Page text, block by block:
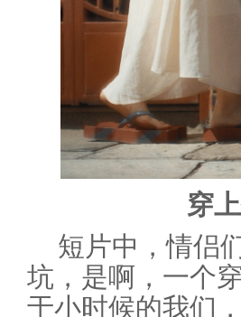
穿
短片中，情侣
坑，是啊，一个
于小时候的我们